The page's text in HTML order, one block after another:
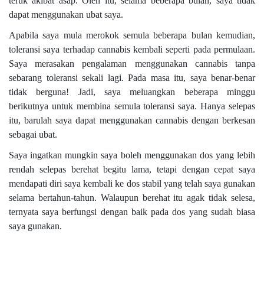
dapat menggunakan ubat saya.
Apabila saya mula merokok semula beberapa bulan kemudian,
toleransi saya terhadap cannabis kembali seperti pada permulaan.
Saya merasakan pengalaman menggunakan cannabis tanpa
sebarang toleransi sekali lagi. Pada masa itu, saya benar-benar
tidak berguna! Jadi, saya meluangkan beberapa minggu
berikutnya untuk membina semula toleransi saya. Hanya selepas
itu, barulah saya dapat menggunakan cannabis dengan berkesan
sebagai ubat.
Saya ingatkan mungkin saya boleh menggunakan dos yang lebih
rendah selepas berehat begitu lama, tetapi dengan cepat saya
mendapati diri saya kembali ke dos stabil yang telah saya gunakan
selama bertahun-tahun. Walaupun berehat itu agak tidak selesa,
ternyata saya berfungsi dengan baik pada dos yang sudah biasa
saya gunakan.